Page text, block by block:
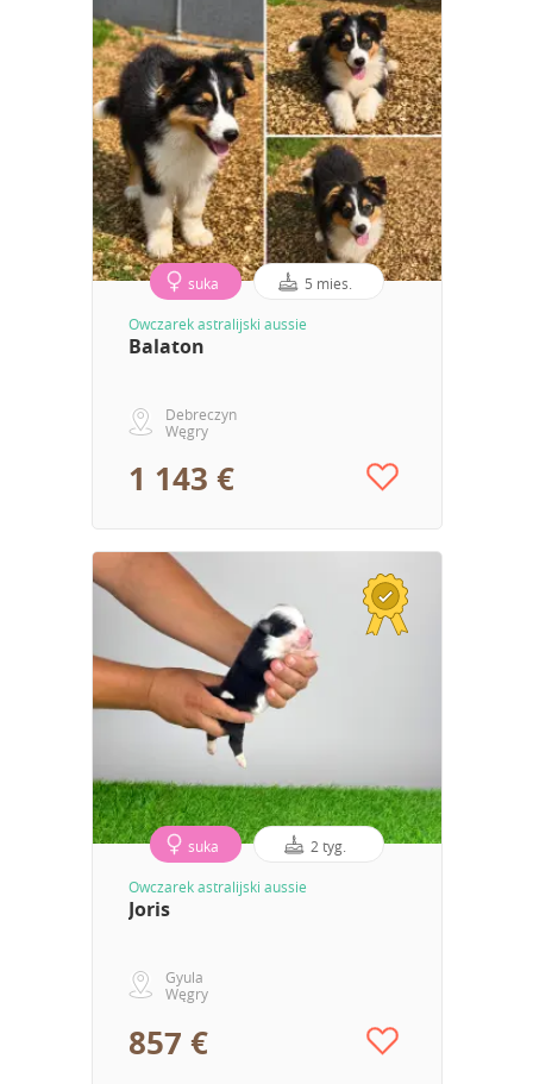
suka 5 mies.
Owczarek astralijski aussie
Balaton
Debreczyn
Węgry
1 143 €
suka 2 tyg.
Owczarek astralijski aussie
Joris
Gyula
Węgry
857 €